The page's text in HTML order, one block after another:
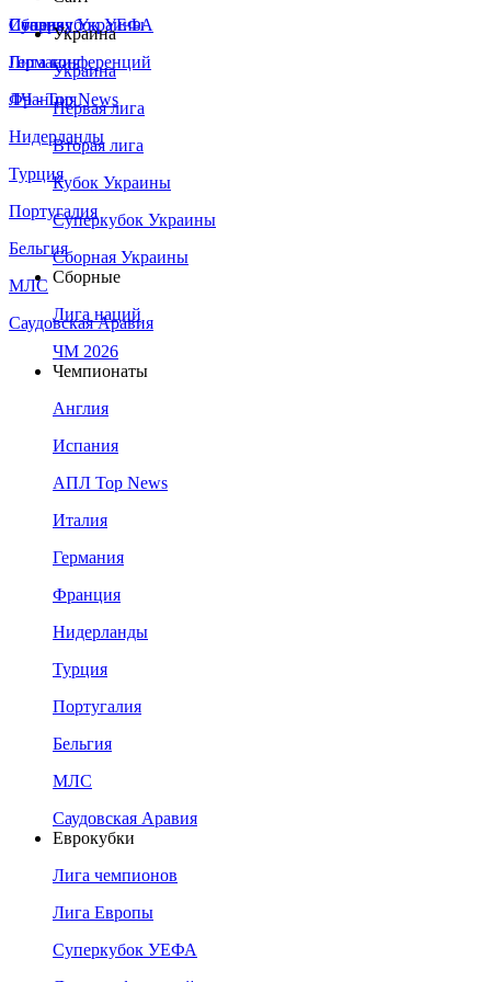
Сборная Украины
Италия
Германия
Франция
Нидерланды
Турция
Португалия
Бельгия
МЛС
Саудовская Аравия
Суперкубок УЕФА
Лига конференций
ЛЧ - Top News
Украина
Украина
Первая лига
Вторая лига
Кубок Украины
Суперкубок Украины
Сборная Украины
Сборные
Лига наций
ЧМ 2026
Чемпионаты
Англия
Испания
АПЛ Top News
Италия
Германия
Франция
Нидерланды
Турция
Португалия
Бельгия
МЛС
Саудовская Аравия
Еврокубки
Лига чемпионов
Лига Европы
Суперкубок УЕФА